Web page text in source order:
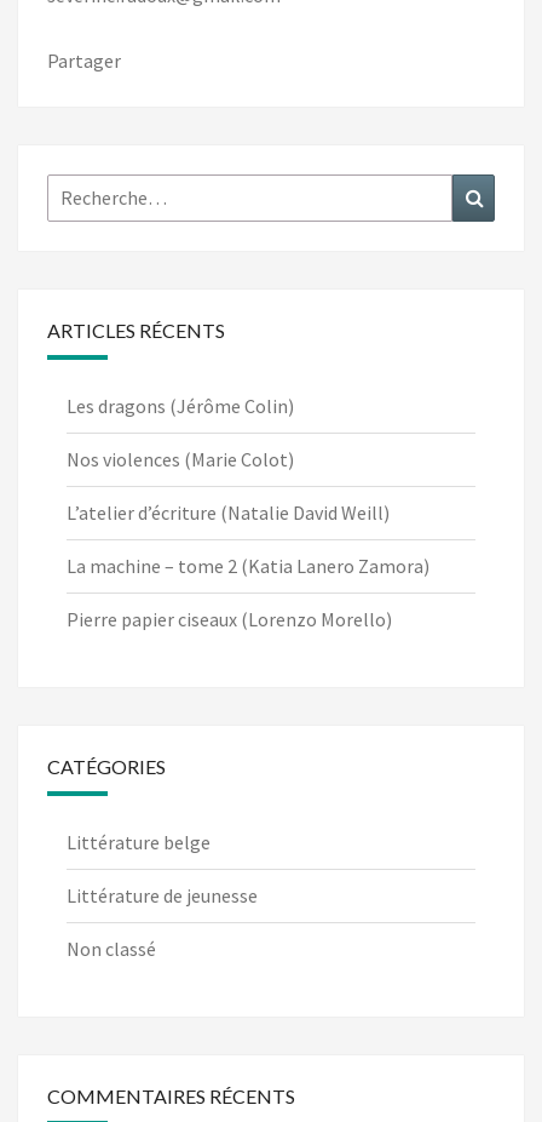
Partager
Rechercher :
ARTICLES RÉCENTS
Les dragons (Jérôme Colin)
Nos violences (Marie Colot)
L’atelier d’écriture (Natalie David Weill)
La machine – tome 2 (Katia Lanero Zamora)
Pierre papier ciseaux (Lorenzo Morello)
CATÉGORIES
Littérature belge
Littérature de jeunesse
Non classé
COMMENTAIRES RÉCENTS